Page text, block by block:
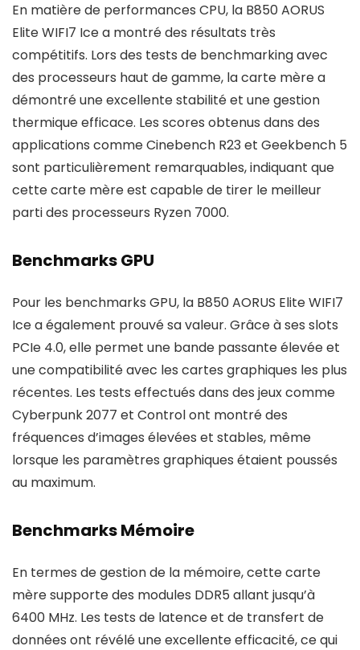
En matière de performances CPU, la B850 AORUS
Elite WIFI7 Ice a montré des résultats très
compétitifs. Lors des tests de benchmarking avec
des processeurs haut de gamme, la carte mère a
démontré une excellente stabilité et une gestion
thermique efficace. Les scores obtenus dans des
applications comme Cinebench R23 et Geekbench 5
sont particulièrement remarquables, indiquant que
cette carte mère est capable de tirer le meilleur
parti des processeurs Ryzen 7000.
Benchmarks GPU
Pour les benchmarks GPU, la B850 AORUS Elite WIFI7
Ice a également prouvé sa valeur. Grâce à ses slots
PCIe 4.0, elle permet une bande passante élevée et
une compatibilité avec les cartes graphiques les plus
récentes. Les tests effectués dans des jeux comme
Cyberpunk 2077 et Control ont montré des
fréquences d’images élevées et stables, même
lorsque les paramètres graphiques étaient poussés
au maximum.
Benchmarks Mémoire
En termes de gestion de la mémoire, cette carte
mère supporte des modules DDR5 allant jusqu’à
6400 MHz. Les tests de latence et de transfert de
données ont révélé une excellente efficacité, ce qui